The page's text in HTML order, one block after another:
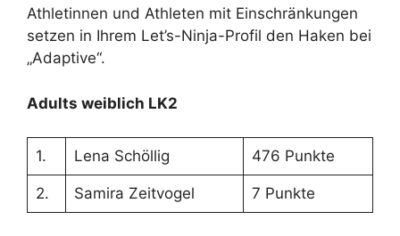
Athletinnen und Athleten mit Einschränkungen
setzen in Ihrem Let’s-Ninja-Profil den Haken bei
„Adaptive“.
Adults weiblich LK2
1. Lena Schöllig 476 Punkte
2. Samira Zeitvogel 7 Punkte